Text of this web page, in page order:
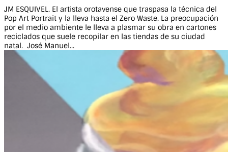
JM ESQUIVEL. El artista orotavense que traspasa la técnica del
Pop Art Portrait y la lleva hasta el Zero Waste. La preocupación
por el medio ambiente le lleva a plasmar su obra en cartones
reciclados que suele recopilar en las tiendas de su ciudad
natal. José Manuel...